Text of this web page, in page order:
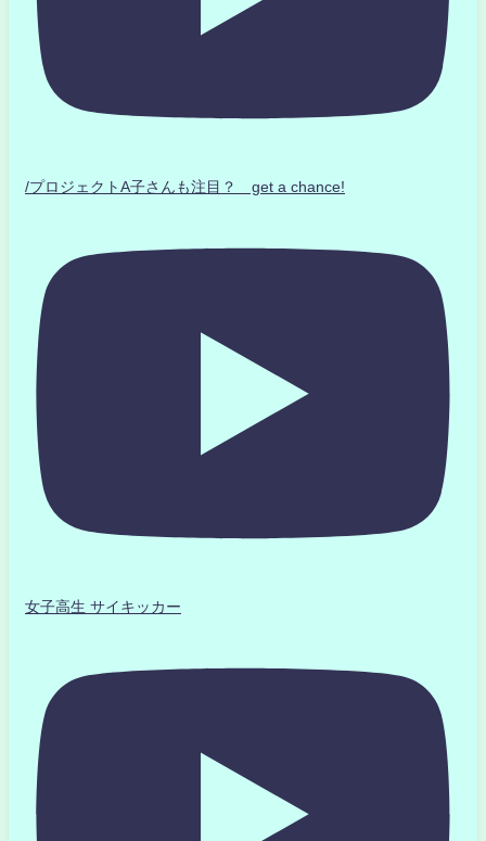
/プロジェクトA子さんも注目？ get a chance!
女子高生 サイキッカー